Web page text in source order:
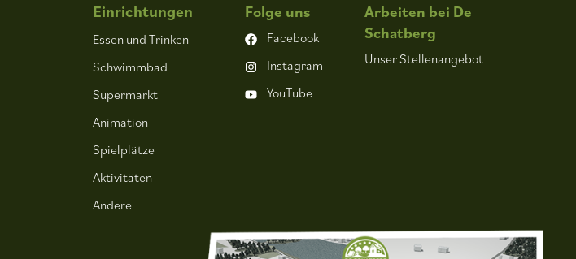
Einrichtungen
Essen und Trinken
Schwimmbad
Supermarkt
Animation
Spielplätze
Aktivitäten
Andere
Folge uns
Facebook
Instagram
YouTube
Arbeiten bei De
Schatberg
Unser Stellenangebot